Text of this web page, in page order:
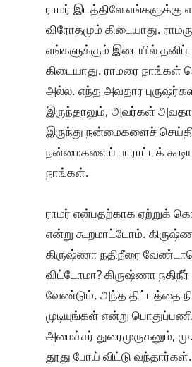
ராமர் இடத்திலே எங்களுக்கு
விரோதமும் கிடையாது.
எங்களுக்கும் இடையில்
கிடையாது. ராமரை நாங்கள்
அல்ல. எந்த அவதார
இருந்தாலும், அவர்கள்
இருந்து நன்மைகளைச்
நன்மைகளைப் பாராட்டக்
நாங்கள்.
ராமர் என்பதற்காக ஏற்றுக்
என்று கூறமாட்டோம்.
கிருஷ்ணா நதிநீரை
விட்டோமா? கிருஷ்ணா
வேண்டும், அந்த திட்டத்தை
முடியுங்கள் என்று
அமைச்சர் துரைமுருகனும்,
தூது போய் விட்டு வந்தார்கள்.